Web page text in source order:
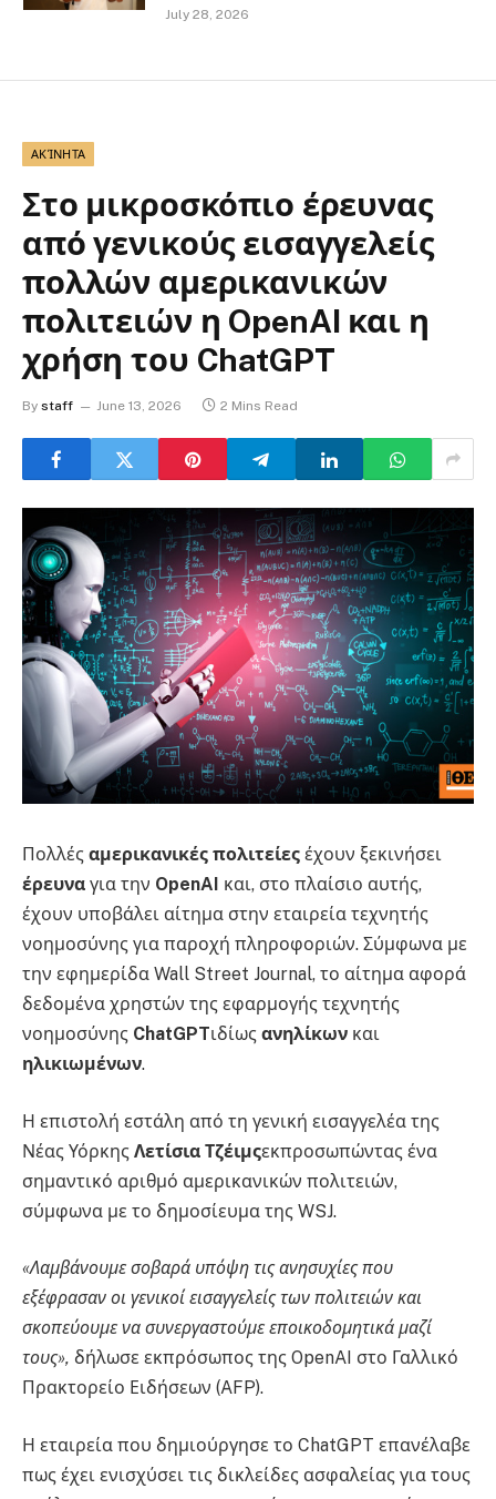
July 28, 2026
ΑΚΊΝΗΤΑ
Στο μικροσκόπιο έρευνας
από γενικούς εισαγγελείς
πολλών αμερικανικών
πολιτειών η OpenAI και η
χρήση του ChatGPT
By staff June 13, 2026 2 Mins Read
Πολλές αμερικανικές πολιτείες έχουν ξεκινήσει
έρευνα για την OpenAI και, στο πλαίσιο αυτής,
έχουν υποβάλει αίτημα στην εταιρεία τεχνητής
νοημοσύνης για παροχή πληροφοριών. Σύμφωνα με
την εφημερίδα Wall Street Journal, το αίτημα αφορά
δεδομένα χρηστών της εφαρμογής τεχνητής
νοημοσύνης ChatGPTιδίως ανηλίκων και
ηλικιωμένων.
Η επιστολή εστάλη από τη γενική εισαγγελέα της
Νέας Υόρκης Λετίσια Τζέιμςεκπροσωπώντας ένα
σημαντικό αριθμό αμερικανικών πολιτειών,
σύμφωνα με το δημοσίευμα της WSJ.
«Λαμβάνουμε σοβαρά υπόψη τις ανησυχίες που
εξέφρασαν οι γενικοί εισαγγελείς των πολιτειών και
σκοπεύουμε να συνεργαστούμε εποικοδομητικά μαζί
τους», δήλωσε εκπρόσωπος της OpenAI στο Γαλλικό
Πρακτορείο Ειδήσεων (AFP).
Η εταιρεία που δημιούργησε το ChatGPT επανέλαβε
πως έχει ενισχύσει τις δικλείδες ασφαλείας για τους